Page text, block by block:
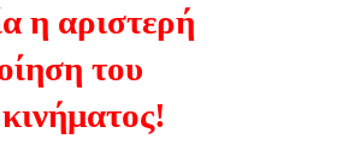
η αριστερή
του